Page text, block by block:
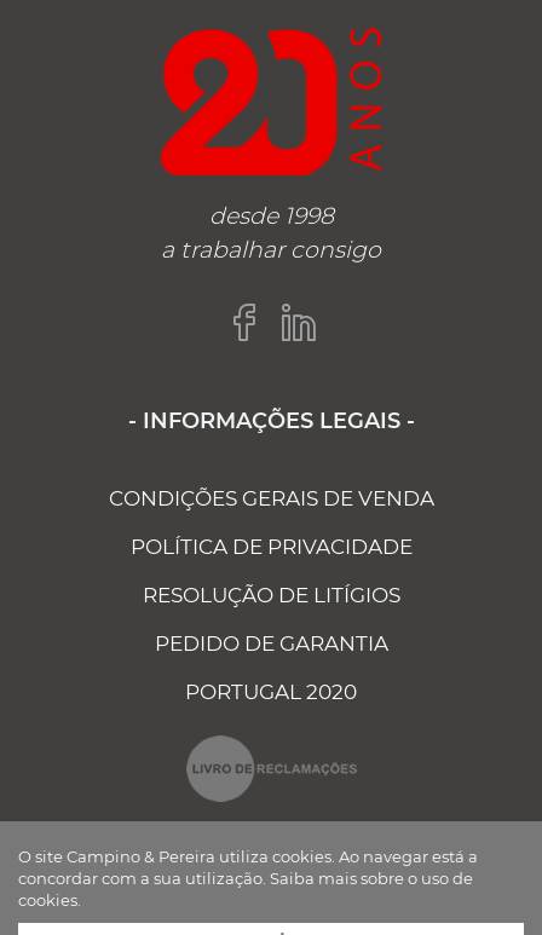
desde 1998
a trabalhar consigo
- INFORMAÇÕES LEGAIS -
CONDIÇÕES GERAIS DE VENDA
POLÍTICA DE PRIVACIDADE
RESOLUÇÃO DE LITÍGIOS
PEDIDO DE GARANTIA
PORTUGAL 2020
CAMPINO E PEREIRA - COMPONENTES ELÉCTRICOS AUTO, LDA ©
TODOS OS DIREITOS RESERVADOS Desenvolvido porBOMSITE
O site Campino & Pereira utiliza cookies. Ao navegar está a
concordar com a sua utilização. Saiba mais sobre o uso de
cookies.